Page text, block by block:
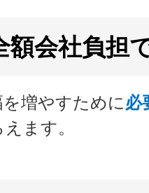
額会社負担
増やすために必
ます。